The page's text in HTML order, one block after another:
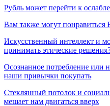
Рубль может перейти к
Вам также могут понравиться
Искусственный интеллект и
принимать этические
Осознанное потребление или
наши привычки покупать
Стеклянный потолок и
мешает нам двигаться вверх